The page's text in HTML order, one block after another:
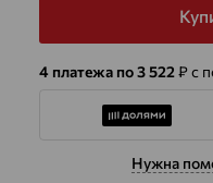
4 платежа по 3 522 ₽с
Нужна